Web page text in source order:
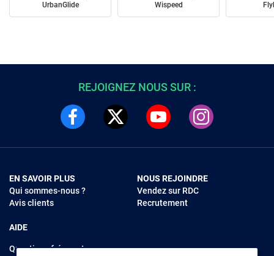
UrbanGlide
Wispeed
REJOIGNEZ NOUS SUR :
EN SAVOIR PLUS
Qui sommes-nous ?
Avis clients
AIDE
Questions fréquentes
NOUS REJOINDRE
Vendez sur RDC
Recrutement